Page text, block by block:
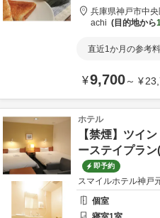
兵庫県神戸市中
achi
目的地から
直近1か月の参考
¥9,700～ ¥
ホテル
【禁煙】ツイ
ーステイプラ
即予約
スマイルホテル神戸
個室